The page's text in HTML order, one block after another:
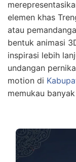
elemen khas
atau
bentuk animasi
inspirasi lebih
undangan
motion di
memukau